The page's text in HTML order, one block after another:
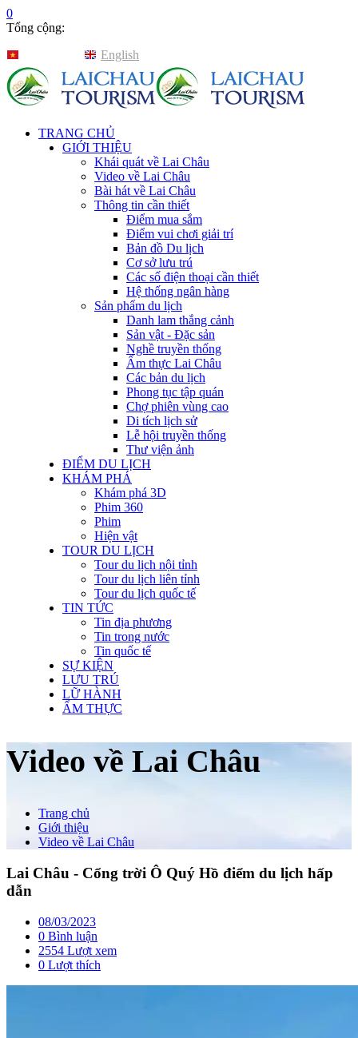
0
Tổng cộng:
English
TRANG CHỦ
GIỚI THIỆU
Khái quát về Lai Châu
Video về Lai Châu
Bài hát về Lai Châu
Thông tin cần thiết
Điểm mua sắm
Điểm vui chơi giải trí
Bản đồ Du lịch
Cơ sở lưu trú
Các số điện thoại cần thiết
Hệ thống ngân hàng
Sản phẩm du lịch
Danh lam thắng cảnh
Sản vật - Đặc sản
Nghề truyền thống
Ẩm thực Lai Châu
Các bản du lịch
Phong tục tập quán
Chợ phiên vùng cao
Di tích lịch sử
Lễ hội truyền thống
Thư viện ảnh
ĐIỂM DU LỊCH
KHÁM PHÁ
Khám phá 3D
Phim 360
Phim
Hiện vật
TOUR DU LỊCH
Tour du lịch nội tỉnh
Tour du lịch liên tỉnh
Tour du lịch quốc tế
TIN TỨC
Tin địa phương
Tin trong nước
Tin quốc tế
SỰ KIỆN
LƯU TRÚ
LỮ HÀNH
ẨM THỰC
Video về Lai Châu
Trang chủ
Giới thiệu
Video về Lai Châu
Lai Châu - Cổng trời Ô Quý Hồ điểm du lịch hấp
dẫn
08/03/2023
0 Bình luận
2554 Lượt xem
0 Lượt thích